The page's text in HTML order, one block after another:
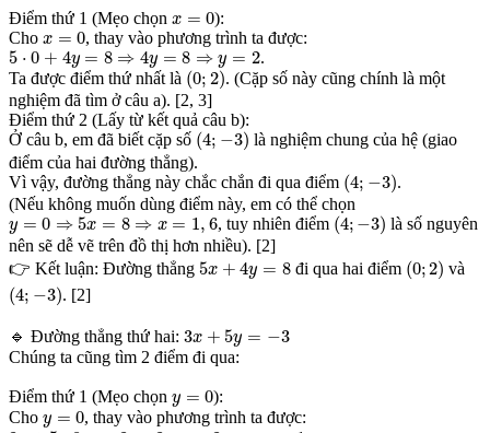
Điểm thứ 1 (Mẹo chọn x = 0
x=
):
Cho x = 0
x= , thay vào phương trình ta được:
5 ⋅ 0 + 4y = 8 ⇒ 4y = 8 ⇒ y = 2
5 0+ y =8⇒ y=8⇒ y=2
.
Ta được điểm thứ nhất là (0; 2)
(0; 2) . (Cặp số này cũng chính là một
nghiệm đã tìm ở câu a). [2, 3]
Điểm thứ 2 (Lấy từ kết quả câu b):
Ở câu b, em đã biết cặp số (4; −3)
(4;−3)
là nghiệm chung của hệ (giao
điểm của hai đường thẳng).
Vì vậy, đường thẳng này chắc chắn đi qua điểm (4; −3)
(4 )
.
(Nếu không muốn dùng điểm này, em có thể chọn
y = 0 ⇒ 5x = 8 ⇒ x = 1 , 6
y=0⇒5x=8⇒x=1,6 , tuy nhiên điểm (4; −3)
(4;− )
là số nguyên
nên sẽ dễ vẽ trên đồ thị hơn nhiều). [2]
👉 Kết luận: Đường thẳng 5x + 4y = 8
5x+ 4 y=8 đi qua hai điểm (0; 2)
(0; 2) và
(4; −3)
(4 ) . [2]
🔹 Đường thẳng thứ hai: 3x + 5y = −3
3x+ 5 y=−
Chúng ta cũng tìm 2 điểm đi qua:
Điểm thứ 1 (Mẹo chọn y = 0
y
):
Cho y = 0
y , thay vào phương trình ta được: